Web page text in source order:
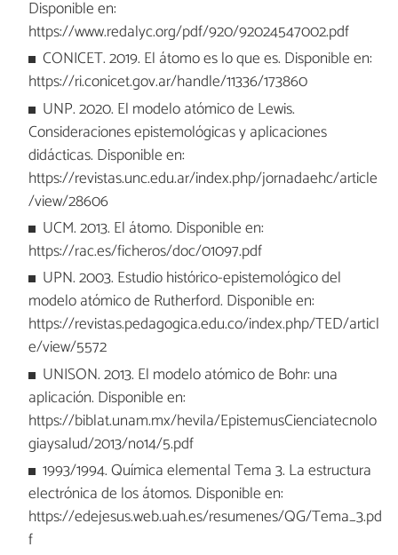
Disponible en:
https://www.redalyc.org/pdf/920/92024547002.pdf
CONICET. 2019. El átomo es lo que es. Disponible en:
https://ri.conicet.gov.ar/handle/11336/173860
UNP. 2020. El modelo atómico de Lewis.
Consideraciones epistemológicas y aplicaciones
didácticas. Disponible en:
https://revistas.unc.edu.ar/index.php/jornadaehc/article
/view/28606
UCM. 2013. El átomo. Disponible en:
https://rac.es/ficheros/doc/01097.pdf
UPN. 2003. Estudio histórico-epistemológico del
modelo atómico de Rutherford. Disponible en:
https://revistas.pedagogica.edu.co/index.php/TED/articl
e/view/5572
UNISON. 2013. El modelo atómico de Bohr: una
aplicación. Disponible en:
https://biblat.unam.mx/hevila/EpistemusCienciatecnolo
giaysalud/2013/no14/5.pdf
1993/1994. Química elemental Tema 3. La estructura
electrónica de los átomos. Disponible en:
https://edejesus.web.uah.es/resumenes/QG/Tema_3.pd
f